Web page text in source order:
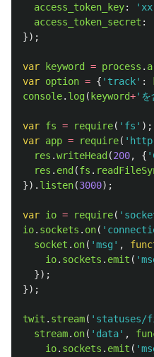
access_token_key: ' xx
access_token_secret :
});
var keyword = process .
var option = { ' track' :
console. log( keyword+' を
var fs = require( ' fs ' );
var app = require( ' http
res .writeHead (200, { '
res . end (fs .
}). listen(3000);
var io = require( '
io. sockets . on( '
socket . on( 'msg ' ,
io. sockets . emit ( '
});
});
twit . stream( '
stream. on( ' data' ,
io. sockets . emit ( '